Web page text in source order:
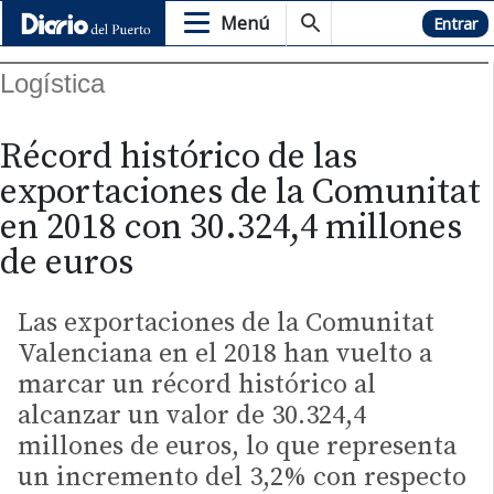
Menú Hemeroteca Entrar
Logística
Récord histórico de las
exportaciones de la Comunitat
en 2018 con 30.324,4 millones
de euros
Las exportaciones de la Comunitat
Valenciana en el 2018 han vuelto a
marcar un récord histórico al
alcanzar un valor de 30.324,4
millones de euros, lo que representa
un incremento del 3,2% con respecto